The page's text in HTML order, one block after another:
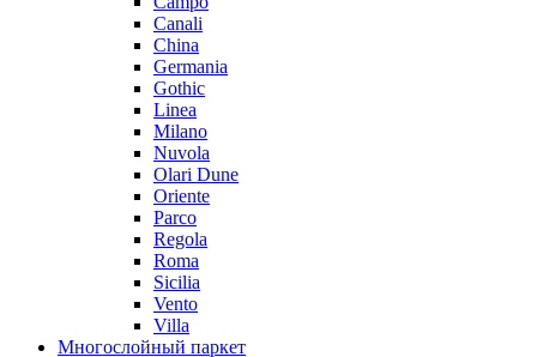
Canali
China
Germania
Gothic
Linea
Milano
Nuvola
Olari Dune
Oriente
Parco
Regola
Roma
Sicilia
Vento
Villa
Многослойный паркет